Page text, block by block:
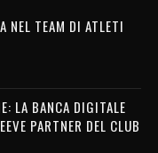
NEL TEAM DI ATLETI
LA BANCA DIGITALE
PARTNER DEL CLUB